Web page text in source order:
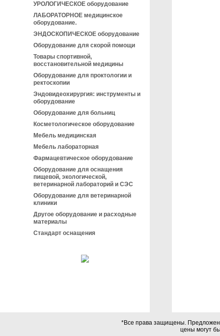
УРОЛОГИЧЕСКОЕ оборудование
ЛАБОРАТОРНОЕ медицинское
оборудование.
ЭНДОСКОПИЧЕСКОЕ оборудование
Оборудование для скорой помощи
Товары спортивной,
восстановительной медицины
Оборудование для проктологии и
ректоскопии
Эндовидеохирургия: инструменты и
оборудование
Оборудование для больниц
Косметологическое оборудование
Мебель медицинская
Мебель лабораторная
Фармацевтическое оборудование
Оборудование для оснащения
пищевой, экологической,
ветеринарной лабораторий и СЭС
Оборудование для ветеринарной
клиники
Другое оборудование и расходные
материалы
Стандарт оснащения
*Все права защищены.
цены могут